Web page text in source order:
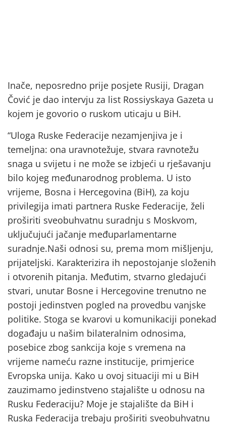
Inače, neposredno prije posjete Rusiji, Dragan
Čović je dao intervju za list Rossiyskaya Gazeta u
kojem je govorio o ruskom uticaju u BiH.
“Uloga Ruske Federacije nezamjenjiva je i
temeljna: ona uravnotežuje, stvara ravnotežu
snaga u svijetu i ne može se izbjeći u rješavanju
bilo kojeg međunarodnog problema. U isto
vrijeme, Bosna i Hercegovina (BiH), za koju
privilegija imati partnera Ruske Federacije, želi
proširiti sveobuhvatnu suradnju s Moskvom,
uključujući jačanje međuparlamentarne
suradnje.Naši odnosi su, prema mom mišljenju,
prijateljski. Karakterizira ih nepostojanje složenih
i otvorenih pitanja. Međutim, stvarno gledajući
stvari, unutar Bosne i Hercegovine trenutno ne
postoji jedinstven pogled na provedbu vanjske
politike. Stoga se kvarovi u komunikaciji ponekad
događaju u našim bilateralnim odnosima,
posebice zbog sankcija koje s vremena na
vrijeme nameću razne institucije, primjerice
Evropska unija. Kako u ovoj situaciji mi u BiH
zauzimamo jedinstveno stajalište u odnosu na
Rusku Federaciju? Moje je stajalište da BiH i
Ruska Federacija trebaju proširiti sveobuhvatnu